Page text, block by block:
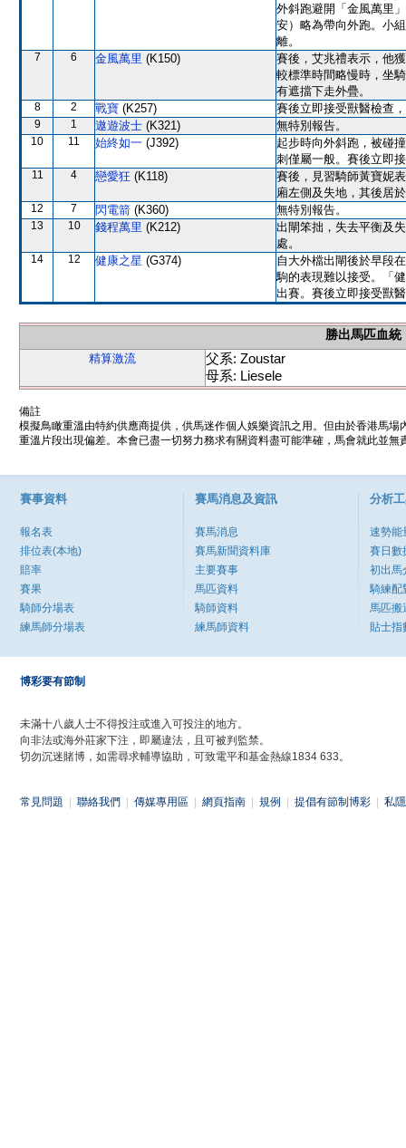
外斜跑避開「金風萬里
安）略為帶向外跑。小
離。
7 6 金風萬里 (K150)
賽後，艾兆禮表示，他
較標準時間略慢時，坐
有遮擋下走外疊。
8 2 戰寶 (K257) 賽後立即接受獸醫檢查
9 1 遨遊波士 (K321) 無特別報告。
10 11 始終如一 (J392)
起步時向外斜跑，被碰
刺僅屬一般。賽後立即
11 4 戀愛狂 (K118)
賽後，見習騎師黃寶妮
廂左側及失地，其後居
12 7 閃電箭 (K360) 無特別報告。
13 10 錢程萬里 (K212)
出閘笨拙，失去平衡及
處。
14 12 健康之星 (G374)
自大外檔出閘後於早段
駒的表現難以接受。「
出賽。賽後立即接受獸
勝出馬匹血統
精算激流
父系: Zoustar
母系: Liesele
備註
模擬鳥瞰重溫由特約供應商提供，供馬迷作個人娛樂資訊之用。但由於香港馬
重溫片段出現偏差。本會已盡一切努力務求有關資料盡可能準確，馬會就此並
賽事資料
報名表
排位表(本地)
賠率
賽果
騎師分場表
練馬師分場表
賽馬消息及資訊
賽馬消息
賽馬新聞資料庫
主要賽事
馬匹資料
騎師資料
練馬師資料
分析
速勢能
賽日數
初出馬
騎練配
馬匹搬
貼士指
博彩要有節制
未滿十八歲人士不得投注或進入可投注的地方。
向非法或海外莊家下注，即屬違法，且可被判監禁。
切勿沉迷賭博，如需尋求輔導協助，可致電平和基金熱線1834 633。
常見問題 聯絡我們 傳媒專用區 網頁指南 規例 提倡有節制博彩 私